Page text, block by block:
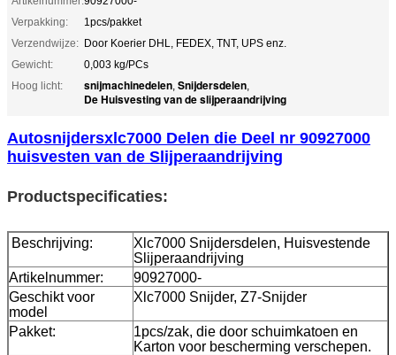
Verpakking:
1pcs/pakket
Verzendwijze: Door Koerier DHL, FEDEX, TNT, UPS enz.
Gewicht:
0,003 kg/PCs
Hoog licht:
snijmachinedelen, Snijdersdelen,
De Huisvesting van de slijperaandrijving
Autosnijdersxlc7000 Delen die Deel nr 90927000
huisvesten van de Slijperaandrijving
Productspecificaties:
Beschrijving:
Xlc7000 Snijdersdelen, Huisvestende
Slijperaandrijving
Artikelnummer:
90927000-
Geschikt voor
model
Xlc7000 Snijder, Z7-Snijder
Pakket:
1pcs/zak, die door schuimkatoen en
Karton voor bescherming verschepen.